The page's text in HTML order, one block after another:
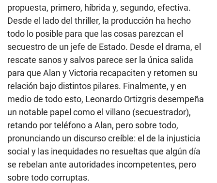
propuesta, primero, híbrida y, segundo, efectiva.
Desde el lado del thriller, la producción ha hecho
todo lo posible para que las cosas parezcan el
secuestro de un jefe de Estado. Desde el drama, el
rescate sanos y salvos parece ser la única salida
para que Alan y Victoria recapaciten y retomen su
relación bajo distintos pilares. Finalmente, y en
medio de todo esto, Leonardo Ortizgris desempeña
un notable papel como el villano (secuestrador),
retando por teléfono a Alan, pero sobre todo,
pronunciando un discurso creíble: el de la injusticia
social y las inequidades no resueltas que algún día
se rebelan ante autoridades incompetentes, pero
sobre todo corruptas.